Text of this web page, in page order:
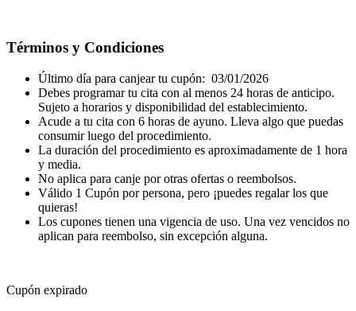
Términos y Condiciones
Último día para canjear tu cupón: 03/01/2026
Debes programar tu cita con al menos 24 horas de anticipo.
Sujeto a horarios y disponibilidad del establecimiento.
Acude a tu cita con 6 horas de ayuno. Lleva algo que puedas
consumir luego del procedimiento.
La duración del procedimiento es aproximadamente de 1 hora
y media.
No aplica para canje por otras ofertas o reembolsos.
Válido 1 Cupón por persona, pero ¡puedes regalar los que
quieras!
Los cupones tienen una vigencia de uso. Una vez vencidos no
aplican para reembolso, sin excepción alguna.
Cupón expirado